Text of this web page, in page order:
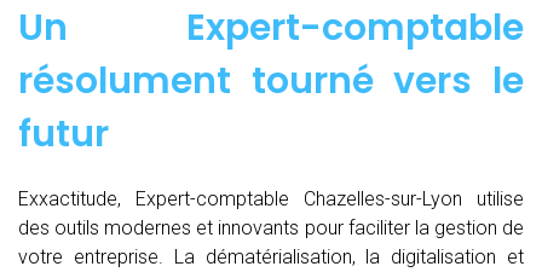
Un Expert-comptable
résolument tourné vers le
futur
Exxactitude, Expert-comptable Chazelles-sur-Lyon utilise
des outils modernes et innovants pour faciliter la gestion de
votre entreprise. La dématérialisation, la digitalisation et